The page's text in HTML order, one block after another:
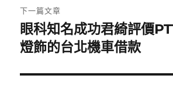
章:
下一篇文章
下
一
文
眼科知名成功君綺評價
燈飾的台北機車借款